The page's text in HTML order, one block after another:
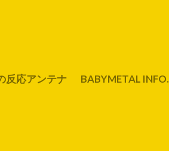
反応アンテナ BABYMETAL INFO.